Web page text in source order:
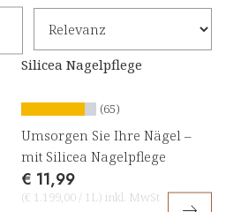
Silicea Nagelpflege
(65)
Umsorgen Sie Ihre Nägel –
mit Silicea Nagelpflege
€ 11,99
(€ 1.199,00 / 1L) inkl. MwSt